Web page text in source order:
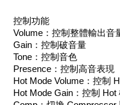
控制功能
Volume：控制整體輸出音
Gain：控制破音量
Tone：控制音色
Presence：控制高音表現
Hot Mode Volume：控制
Hot Mode Gain：控制